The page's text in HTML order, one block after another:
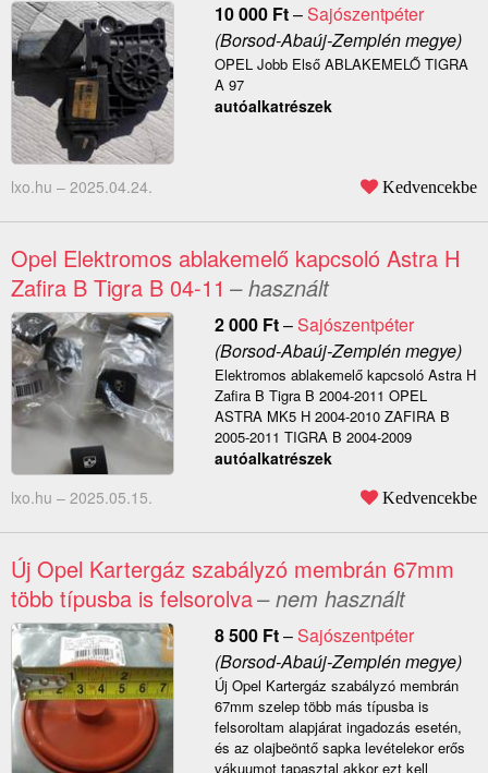
10 000 Ft–Sajószentpéter
(Borsod-Abaúj-Zemplén megye)
OPEL Jobb Első ABLAKEMELŐ TIGRA
A 97
autóalkatrészek
lxo.hu – 2025.04.24. Kedvencekbe
Opel Elektromos ablakemelő kapcsoló Astra H
Zafira B Tigra B 04-11 – használt
2 000 Ft–Sajószentpéter
(Borsod-Abaúj-Zemplén megye)
Elektromos ablakemelő kapcsoló Astra H
Zafira B Tigra B 2004-2011 OPEL
ASTRA MK5 H 2004-2010 ZAFIRA B
2005-2011 TIGRA B 2004-2009
autóalkatrészek
lxo.hu – 2025.05.15. Kedvencekbe
Új Opel Kartergáz szabályzó membrán 67mm
több típusba is felsorolva– nem használt
8 500 Ft–Sajószentpéter
(Borsod-Abaúj-Zemplén megye)
Új Opel Kartergáz szabályzó membrán
67mm szelep több más típusba is
felsoroltam alapjárat ingadozás esetén,
és az olajbeöntő sapka levételekor erős
vákuumot tapasztal akkor ezt kell